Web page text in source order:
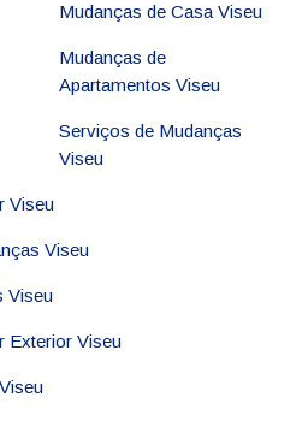
Mudanças de Casa Viseu
Mudanças de
Apartamentos Viseu
Serviços de Mudanças
Viseu
Viseu
Viseu
Viseu
Exterior Viseu